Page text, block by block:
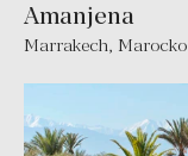
Amanjena
Marrakech, Marocko